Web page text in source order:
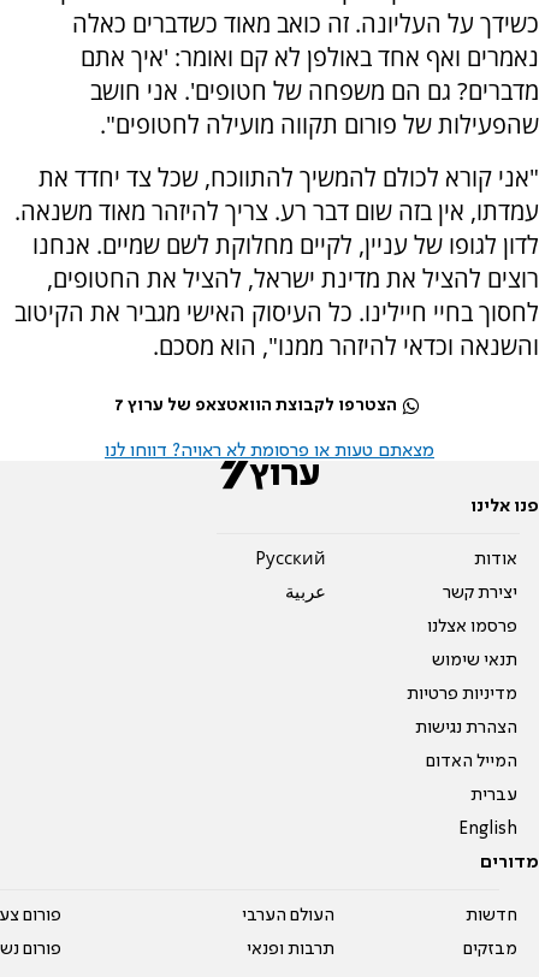
כשידך על העליונה. זה כואב מאוד כשדברים כאלה
נאמרים ואף אחד באולפן לא קם ואומר: 'איך אתם
מדברים? גם הם משפחה של חטופים'. אני חושב
שהפעילות של פורום תקווה מועילה לחטופים".
"אני קורא לכולם להמשיך להתווכח, שכל צד יחדד את
עמדתו, אין בזה שום דבר רע. צריך להיזהר מאוד משנאה.
לדון לגופו של עניין, לקיים מחלוקת לשם שמיים. אנחנו
רוצים להציל את מדינת ישראל, להציל את החטופים,
לחסוך בחיי חיילינו. כל העיסוק האישי מגביר את הקיטוב
והשנאה וכדאי להיזהר ממנו", הוא מסכם.
הצטרפו לקבוצת הוואטצאפ של ערוץ 7
מצאתם טעות או פרסומת לא ראויה? דווחו לנו
פנו אלינו
אודות
יצירת קשר
פרסמו אצלנו
תנאי שימוש
מדיניות פרטיות
הצהרת נגישות
המייל האדום
עברית
English
Pусский
عربية
מדורים
חדשות
מבזקים
העולם הערבי
תרבות ופנאי
פורום
פורום